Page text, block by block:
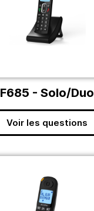
F685 - Solo/Duo
Voir les questions